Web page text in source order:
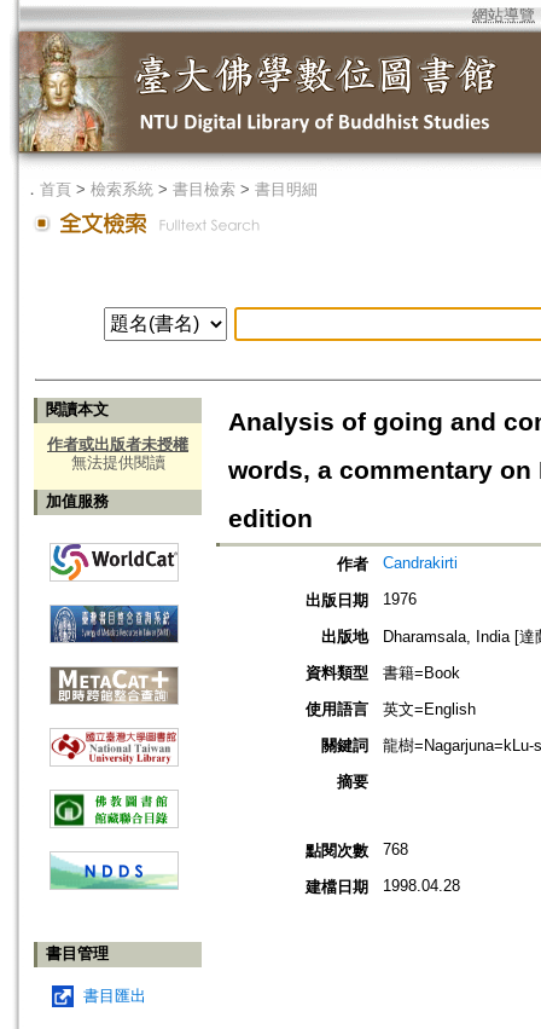
網站導覽
． 首頁 > 檢索系統 > 書目檢索 > 書目明細
閱讀本文
作者或出版者未授權
無法提供閱讀
加值服務
書目管理
書目匯出
Analysis of going and
words, a commentary
edition
作者 Candrakirti
出版日期 1976
出版地
Dharamsala, India [
資料類型
書籍=Book
使用語言
英文=English
關鍵詞
龍樹
摘要
點閱次數 768
建檔日期 1998.04.28